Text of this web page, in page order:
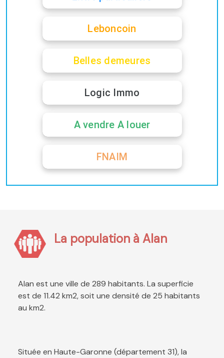
Leboncoin
Belles demeures
Logic Immo
A vendre A louer
FNAIM
La population à Alan
Alan est une ville de 289 habitants. La superficie
est de 11.42 km2, soit une densité de 25 habitants
au km2.
Située en Haute-Garonne (département 31), la